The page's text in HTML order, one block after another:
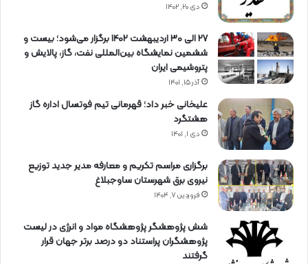
دی ۲۰, ۱۴۰۲
27 الی 30 اردیبهشت 1402 برگزار می‌شود؛ بیست و
ششمین نمایشگاه بین‌المللی نفت، گاز، پالایش و
پتروشیمی ایران
آذر ۱۵, ۱۴۰۱
علیخانی خبر داد؛ قهرمانی تیم فوتسال اداره گاز
هشتگرد
دی ۱, ۱۴۰۱
برگزاری مراسم تكریم و معارفه مدیر جدید توزیع
نیروی برق شهرستان ساوجبلاغ
فروردین ۷, ۱۴۰۴
شش پژوهشگر پژوهشگاه مواد و انرژی در لیست
پژوهشگران پراستناد دو درصد برتر جهان قرار
گرفتند